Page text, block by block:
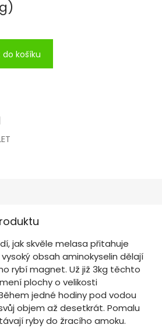
do košíku
jak skvěle melasa přitahuje
obsah aminokyselin dělají
rybí magnet. Už již 3kg těchto
plochy o velikosti
jedné hodiny pod vodou
objem až desetkrát. Pomalu
ryby do žracího amoku.